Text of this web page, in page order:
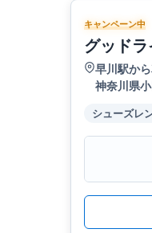
キャンペーン中
グッド
早川駅か
神奈川県
シューズレ